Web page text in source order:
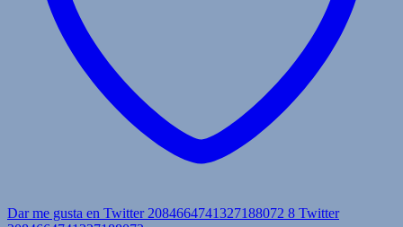
Dar me gusta en Twitter 2084664741327188072 8 Twitter